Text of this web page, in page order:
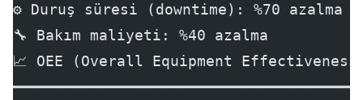
⚙️ Duruş süresi (downtime): %70 azalma
🔧 Bakım maliyeti: %40 azalma
📈 OEE (Overall Equipment